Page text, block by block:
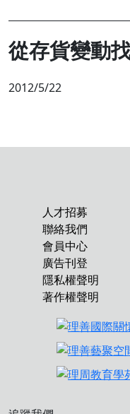
從存貨變動
2012/5/22
人才招募
聯絡我們
會員中心
廣告刊登
隱私權聲明
著作權聲明